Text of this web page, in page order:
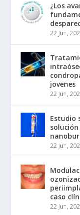
¿Los
22 Jun,
jovenes
22 Jun,
Estudio
22 Jun,
caso
22 Jun,